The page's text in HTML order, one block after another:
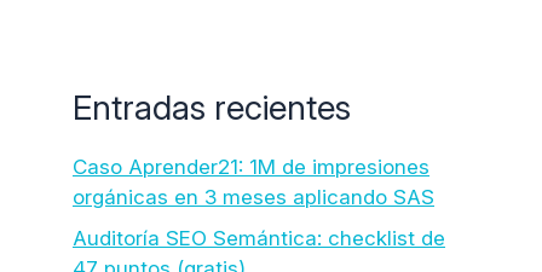
Entradas recientes
Caso Aprender21: 1M de impresiones
orgánicas en 3 meses aplicando SAS
Auditoría SEO Semántica: checklist de